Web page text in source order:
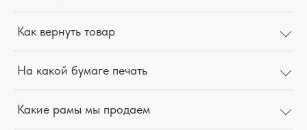
Как вернуть товар
На какой бумаге печать
Какие рамы мы продаем